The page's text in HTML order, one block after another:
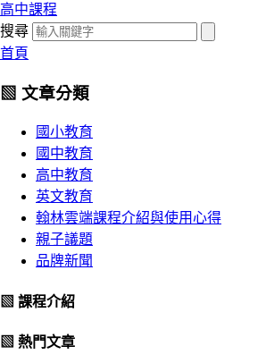
高中課程
搜尋
首頁
▧ 文章分類
國小教育
國中教育
高中教育
英文教育
翰林雲端課程介紹與使用心得
親子議題
品牌新聞
▧ 課程介紹
▧ 熱門文章